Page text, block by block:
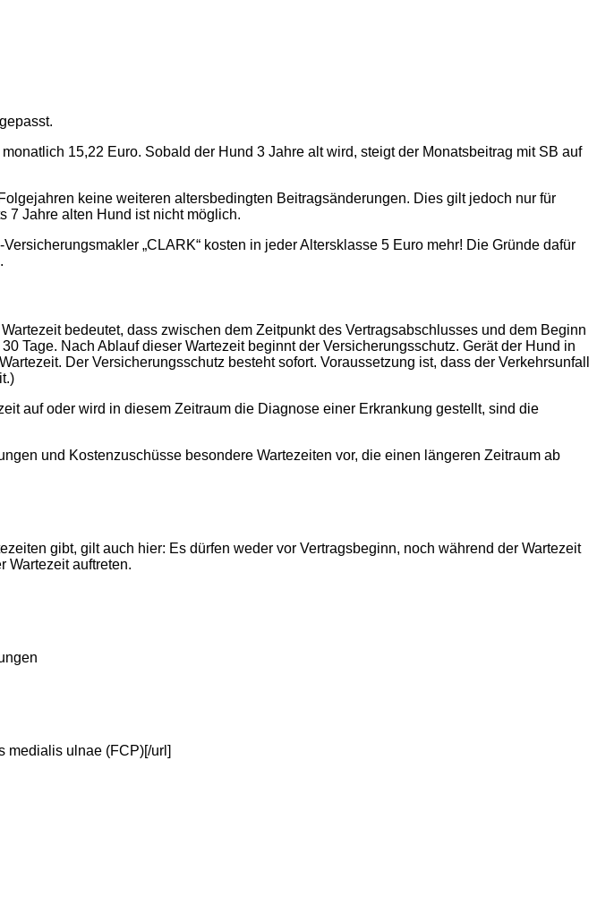
15,22 Euro. Sobald der Hund 3 Jahre alt wird, steigt der Monatsbeitrag mit SB auf
keine weiteren altersbedingten Beitragsänderungen. Dies gilt jedoch nur für
7 Jahre alten Hund ist nicht möglich.
„CLARK“ kosten in jeder Altersklasse 5 Euro mehr! Die Gründe dafür
bedeutet, dass zwischen dem Zeitpunkt des Vertragsabschlusses und dem Beginn
Tage. Nach Ablauf dieser Wartezeit beginnt der Versicherungsschutz. Gerät der Hund in
Der Versicherungsschutz besteht sofort. Voraussetzung ist, dass der Verkehrsunfall
auf oder wird in diesem Zeitraum die Diagnose einer Erkrankung gestellt, sind die
und Kostenzuschüsse besondere Wartezeiten vor, die einen längeren Zeitraum ab
gibt, gilt auch hier: Es dürfen weder vor Vertragsbeginn, noch während der Wartezeit
Wartezeit auftreten.
medialis ulnae (FCP)[/url]